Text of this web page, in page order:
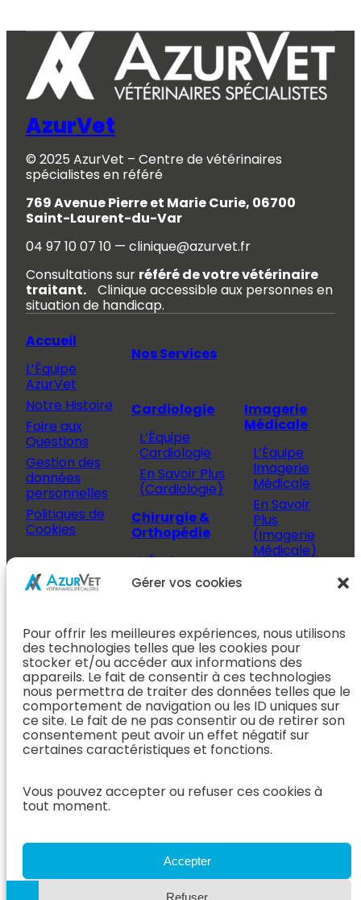
Gérer vos cookies
Pour offrir les meilleures expériences, nous utilisons
des technologies telles que les cookies pour
stocker et/ou accéder aux informations des
appareils. Le fait de consentir à ces technologies
nous permettra de traiter des données telles que le
comportement de navigation ou les ID uniques sur
ce site. Le fait de ne pas consentir ou de retirer son
consentement peut avoir un effet négatif sur
certaines caractéristiques et fonctions.
Vous pouvez accepter ou refuser ces cookies à
tout moment.
Accepter
Refuser
AzurVet
© 2025 AzurVet – Centre de vétérinaires
spécialistes en référé
769 Avenue Pierre et Marie Curie, 06700
Saint-Laurent-du-Var
04 97 10 07 10 — clinique@azurvet.fr
Consultations sur référé de votre vétérinaire
traitant. Clinique accessible aux personnes en
situation de handicap.
Accueil
L’Équipe
AzurVet
Notre Histoire
Foire aux
Questions
Gestion des
données
personnelles
Politiques de
Cookies
Propriétaire
Prendre
rendez-vous
Après mon
rendez-vous
Espace
Vétérinaire
cas
Nous rejoindre
AzurVet
Nos Services
Cardiologie
L’Équipe
Cardiologie
En Savoir Plus
(Cardiologie)
Chirurgie &
Orthopédie
L’Équipe
Chirurgie &
Orthopédie
(Chirurgie &
Orthopédie)
Dentisterie &
ORL
L’Équipe
Dentisterie &
ORL
(Dentisterie &
ORL)
L’Équipe
Hospitalisation
En Savoir Plus
Imagerie
Médicale
L’Équipe
Imagerie
Médicale
En Savoir
Plus
(Imagerie
Médicale)
Médecine
Interne
En Savoir
Plus
(Médecine
Interne)
Neurologie
Neurologie
(Neurologie)